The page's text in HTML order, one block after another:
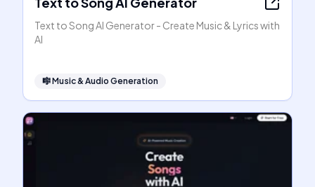
Text to Song AI Generator - Create Music & Lyrics with
AI
🎼Music & Audio Generation